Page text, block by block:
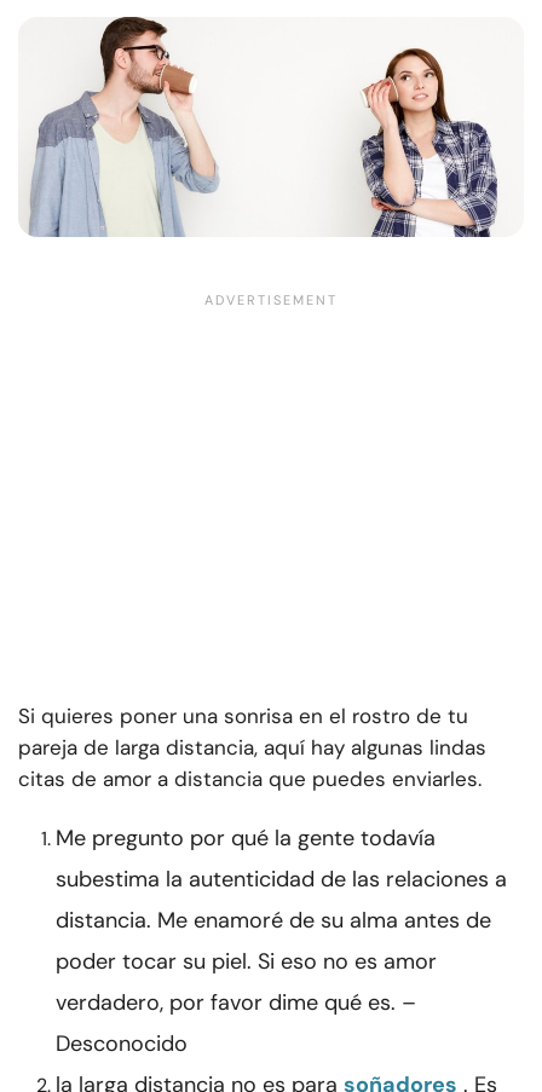
Si quieres poner una sonrisa en el rostro de tu
pareja de larga distancia, aquí hay algunas lindas
citas de amor a distancia que puedes enviarles.
Me pregunto por qué la gente todavía
subestima la autenticidad de las relaciones a
distancia. Me enamoré de su alma antes de
poder tocar su piel. Si eso no es amor
verdadero, por favor dime qué es. –
Desconocido
la larga distancia no es para soñadores . Es